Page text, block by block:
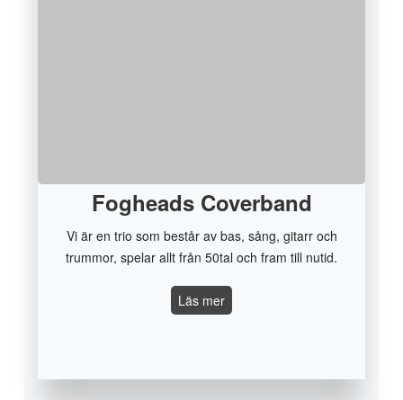
Fogheads Coverband
Vi är en trio som består av bas, sång, gitarr och
trummor, spelar allt från 50tal och fram till nutid.
Läs merFogheads